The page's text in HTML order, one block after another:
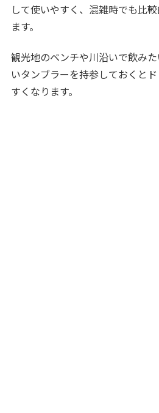
して使いやすく、混雑時でも比
ます。
観光地のベンチや川沿いで飲み
いタンブラーを持参しておくと
すくなります。